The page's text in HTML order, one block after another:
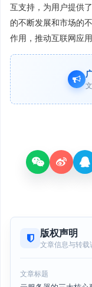
互支持，为用户提供
的不断发展和市场的
作用，推动互联网应
版权声明
文章信息与转载
文章标题